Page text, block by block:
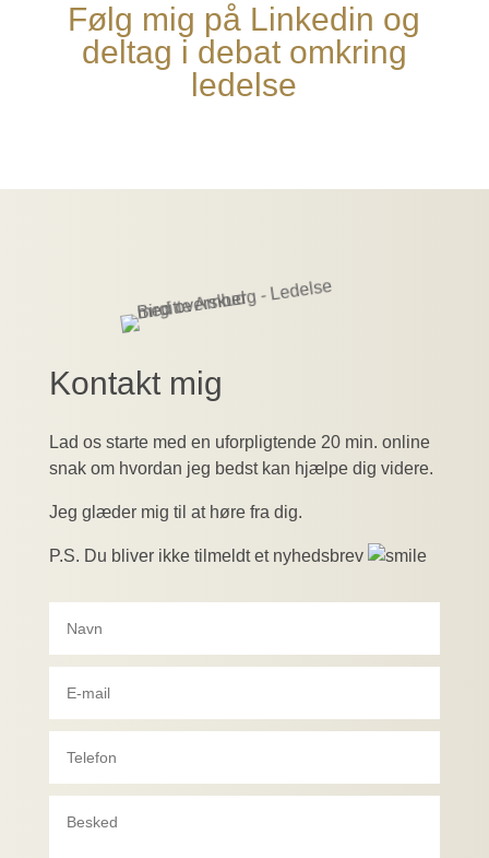
Følg mig på Linkedin og
deltag i debat omkring
ledelse
Kontakt mig
Lad os starte med en uforpligtende 20 min. online
snak om hvordan jeg bedst kan hjælpe dig videre.
Jeg glæder mig til at høre fra dig.
P.S. Du bliver ikke tilmeldt et nyhedsbrev